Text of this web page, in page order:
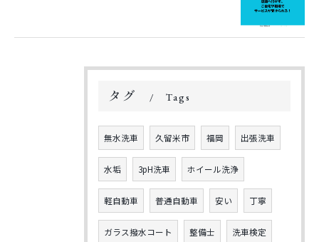
タグ Tags
無水洗車 久留米市 福岡 出張洗車
水垢 3pH洗車 ホイール洗浄
軽自動車 普通自動車 安い 丁寧
ガラス撥水コート 整備士 洗車検定
ご予約はこちら